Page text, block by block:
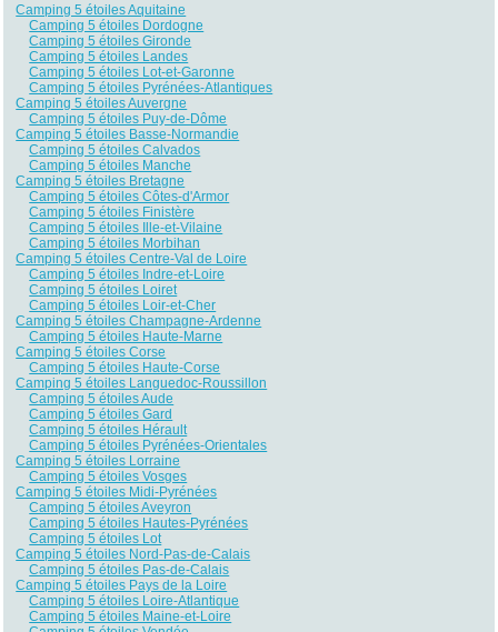
Camping 5 étoiles Aquitaine
Camping 5 étoiles Dordogne
Camping 5 étoiles Gironde
Camping 5 étoiles Landes
Camping 5 étoiles Lot-et-Garonne
Camping 5 étoiles Pyrénées-Atlantiques
Camping 5 étoiles Auvergne
Camping 5 étoiles Puy-de-Dôme
Camping 5 étoiles Basse-Normandie
Camping 5 étoiles Calvados
Camping 5 étoiles Manche
Camping 5 étoiles Bretagne
Camping 5 étoiles Côtes-d'Armor
Camping 5 étoiles Finistère
Camping 5 étoiles Ille-et-Vilaine
Camping 5 étoiles Morbihan
Camping 5 étoiles Centre-Val de Loire
Camping 5 étoiles Indre-et-Loire
Camping 5 étoiles Loiret
Camping 5 étoiles Loir-et-Cher
Camping 5 étoiles Champagne-Ardenne
Camping 5 étoiles Haute-Marne
Camping 5 étoiles Corse
Camping 5 étoiles Haute-Corse
Camping 5 étoiles Languedoc-Roussillon
Camping 5 étoiles Aude
Camping 5 étoiles Gard
Camping 5 étoiles Hérault
Camping 5 étoiles Pyrénées-Orientales
Camping 5 étoiles Lorraine
Camping 5 étoiles Vosges
Camping 5 étoiles Midi-Pyrénées
Camping 5 étoiles Aveyron
Camping 5 étoiles Hautes-Pyrénées
Camping 5 étoiles Lot
Camping 5 étoiles Nord-Pas-de-Calais
Camping 5 étoiles Pas-de-Calais
Camping 5 étoiles Pays de la Loire
Camping 5 étoiles Loire-Atlantique
Camping 5 étoiles Maine-et-Loire